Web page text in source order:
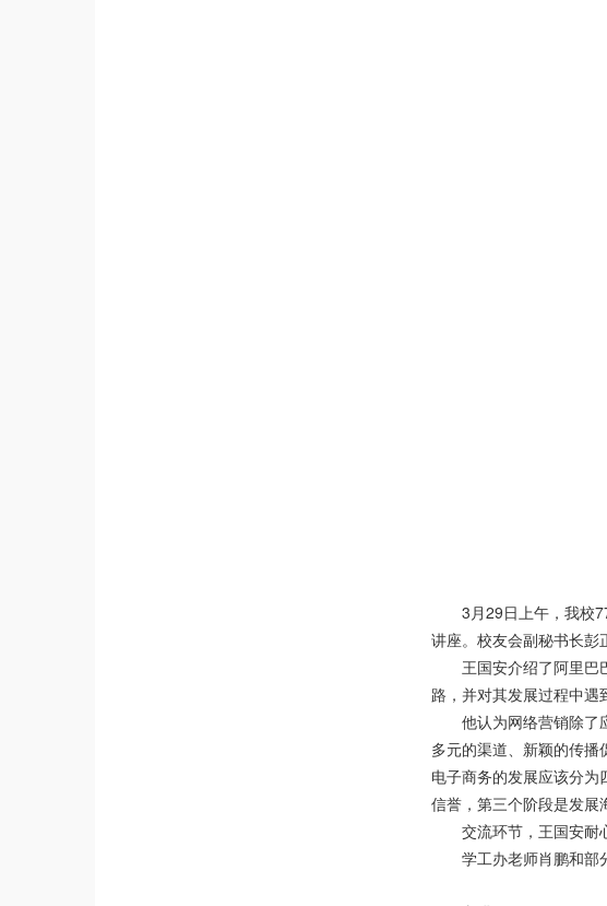
3月29日上午，我校
讲座。校友会副秘书长彭
王国安介绍了阿里巴
路，并对其发展过程中遇
他认为网络营销除了
多元的渠道、新颖的传播
电子商务的发展应该分
信誉，第三个阶段是发展
交流环节，王国安耐
学工办老师肖鹏和部